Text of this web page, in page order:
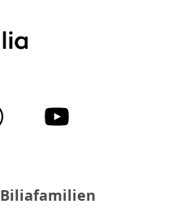
Biliafamilien